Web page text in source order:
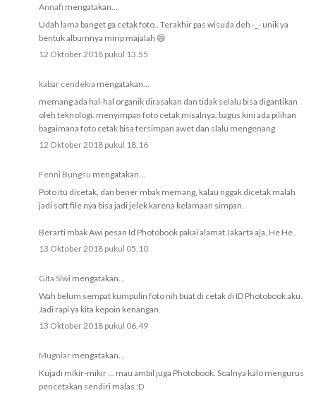
Annafi mengatakan...
Udah lama banget ga cetak foto.. Terakhir pas wisuda deh -_- unik ya
bentuk albumnya mirip majalah 😄
12 Oktober 2018 pukul 13.55
kabar cendekia mengatakan...
memang ada hal-hal organik dirasakan dan tidak selalu bisa digantikan
oleh teknologi. menyimpan foto cetak misalnya. bagus kini ada pilihan
bagaimana foto cetak bisa tersimpan awet dan slalu mengenang
12 Oktober 2018 pukul 18.16
Fenni Bungsu mengatakan...
Poto itu dicetak, dan bener mbak memang, kalau nggak dicetak malah
jadi soft file nya bisa jadi jelek karena kelamaan simpan.
Berarti mbak Awi pesan Id Photobook pakai alamat Jakarta aja, He He..
13 Oktober 2018 pukul 05.10
Gita Siwi mengatakan...
Wah belum sempat kumpulin foto nih buat di cetak di ID Photobook aku.
Jadi rapi ya kita kepoin kenangan.
13 Oktober 2018 pukul 06.49
Mugniar mengatakan...
Kujadi mikir-mikir ... mau ambil juga Photobook. Soalnya kalo mengurus
pencetakan sendiri malas :D